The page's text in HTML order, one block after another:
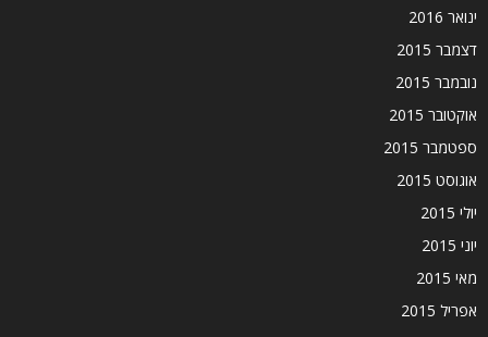
ינואר 2016
דצמבר 2015
נובמבר 2015
אוקטובר 2015
ספטמבר 2015
אוגוסט 2015
יולי 2015
יוני 2015
מאי 2015
אפריל 2015